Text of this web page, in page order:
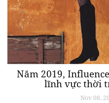
Năm 2019,
lĩnh vực thời
Nov 08,